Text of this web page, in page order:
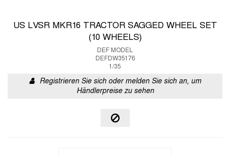
US LVSR MKR16 TRACTOR SAGGED WHEEL SET
(10 WHEELS)
DEF MODEL
DEFDW35176
1/35
Registrieren Sie sich oder melden Sie sich an, um
Händlerpreise zu sehen